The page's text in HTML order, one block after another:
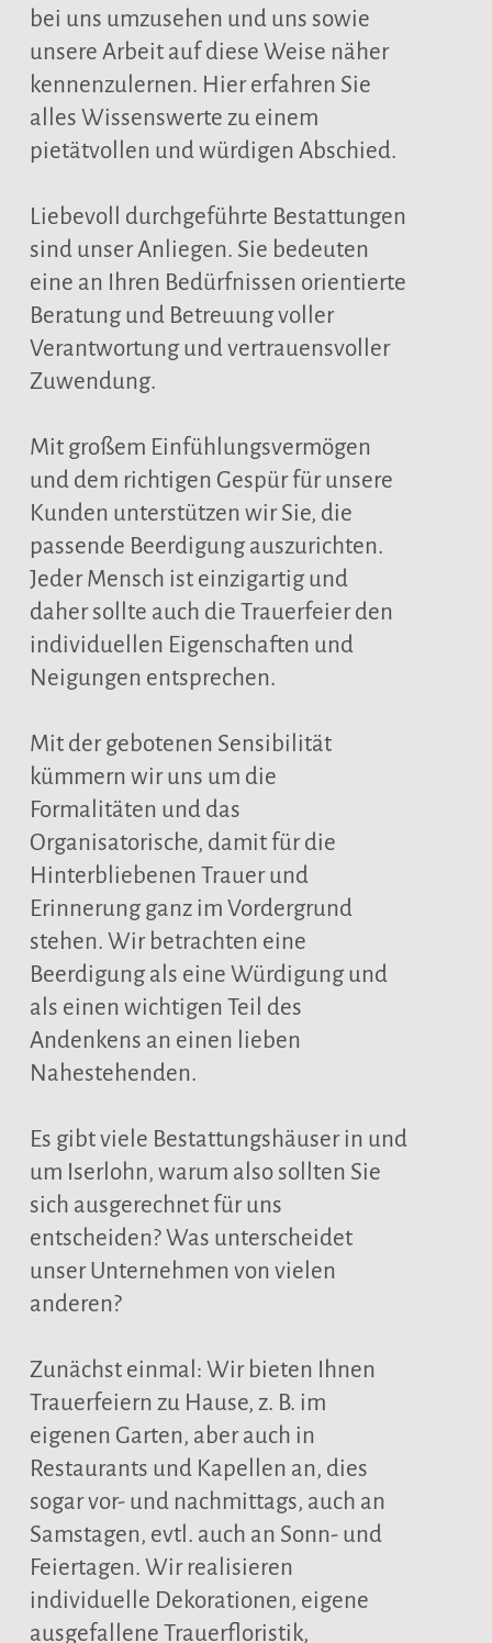
bei uns umzusehen und uns sowie
unsere Arbeit auf diese Weise näher
kennenzulernen. Hier erfahren Sie
alles Wissenswerte zu einem
pietätvollen und würdigen Abschied.
Liebevoll durchgeführte Bestattungen
sind unser Anliegen. Sie bedeuten
eine an Ihren Bedürfnissen orientierte
Beratung und Betreuung voller
Verantwortung und vertrauensvoller
Zuwendung.
Mit großem Einfühlungsvermögen
und dem richtigen Gespür für unsere
Kunden unterstützen wir Sie, die
passende Beerdigung auszurichten.
Jeder Mensch ist einzigartig und
daher sollte auch die Trauerfeier den
individuellen Eigenschaften und
Neigungen entsprechen.
Mit der gebotenen Sensibilität
kümmern wir uns um die
Formalitäten und das
Organisatorische, damit für die
Hinterbliebenen Trauer und
Erinnerung ganz im Vordergrund
stehen. Wir betrachten eine
Beerdigung als eine Würdigung und
als einen wichtigen Teil des
Andenkens an einen lieben
Nahestehenden.
Es gibt viele Bestattungshäuser in und
um Iserlohn, warum also sollten Sie
sich ausgerechnet für uns
entscheiden? Was unterscheidet
unser Unternehmen von vielen
anderen?
Zunächst einmal: Wir bieten Ihnen
Trauerfeiern zu Hause, z. B. im
eigenen Garten, aber auch in
Restaurants und Kapellen an, dies
sogar vor- und nachmittags, auch an
Samstagen, evtl. auch an Sonn- und
Feiertagen. Wir realisieren
individuelle Dekorationen, eigene
ausgefallene Trauerfloristik,